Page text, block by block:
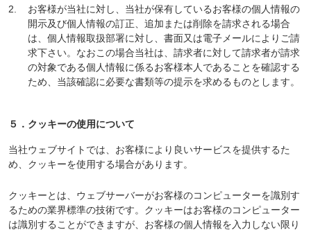
お客様が当社に対し、当社が保有しているお客様の個人情報の
開示及び個人情報の訂正、追加または削除を請求される場合
は、個人情報取扱部署に対し、書面又は電子メールによりご請
求下さい。なおこの場合当社は、請求者に対して請求者が請求
の対象である個人情報に係るお客様本人であることを確認する
ため、当該確認に必要な書類等の提示を求めるものとします。
５．クッキーの使用について
当社ウェブサイトでは、お客様により良いサービスを提供するた
め、クッキーを使用する場合があります。
クッキーとは、ウェブサーバーがお客様のコンピューターを識別す
るための業界標準の技術です。クッキーはお客様のコンピューター
は識別することができますが、お客様の個人情報を入力しない限り